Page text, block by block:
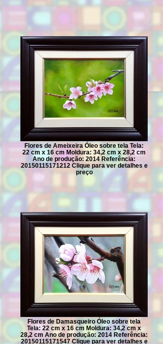
Flores de Ameixeira Óleo sobre tela Tela:
22 cm x 16 cm Moldura: 34,2 cm x 28,2 cm
Ano de produção: 2014 Referência:
20150115171212 Clique para ver detalhes e
preço
Flores de Damasqueiro Óleo sobre tela
Tela: 22 cm x 16 cm Moldura: 34,2 cm x
28,2 cm Ano de produção: 2014 Referência:
20150115171547 Clique para ver detalhes e